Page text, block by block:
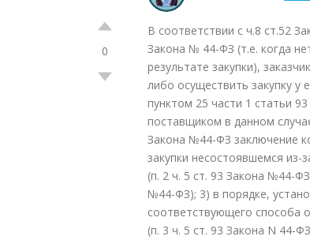
0
В соответствии с ч.8 ст.52
Закона № 44-ФЗ (т.е. когда
результате закупки),
либо осуществить закупку у
пунктом 25 части 1 статьи
поставщиком в данном
Закона №44-ФЗ заключение
закупки несостоявшемся
(п. 2 ч. 5 ст. 93 Закона №44-
№44-ФЗ); 3) в порядке,
соответствующего способа
(п. 3 ч. 5 ст. 93 Закона N 44-